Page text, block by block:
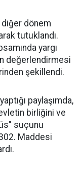
diğer dönem
tutuklandı.
yargı
değerlendirmesi
şekillendi.
paylaşımda,
birliğini ve
suçunu
Maddesi